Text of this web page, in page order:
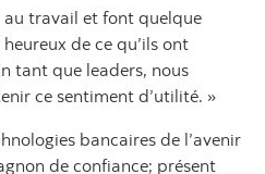
au travail et font quelque
de ce qu’ils ont
tant que leaders, nous
ce sentiment d’utilité. »
bancaires de l’avenir
de confiance; présent